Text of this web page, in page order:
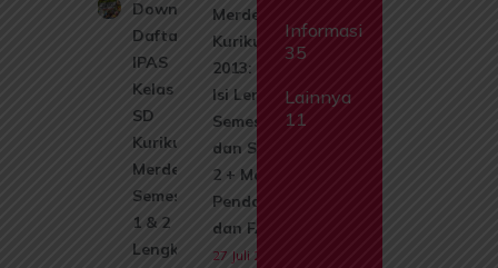
Download
Daftar Isi
IPAS
Kelas 1
SD
Kurikulum
Merdeka
Semester
1 & 2
Lengkap
Merdeka &
Kurikulum
2013: Daftar
Isi Lengkap
Semester 1
dan Semester
2 + Materi,
Pendahuluan,
dan FAQ
27 Juli 2026
Informasi
35
Lainnya
11